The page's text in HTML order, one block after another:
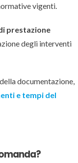
vigenti.
prestazione
degli interventi
documentazione,
e tempi del